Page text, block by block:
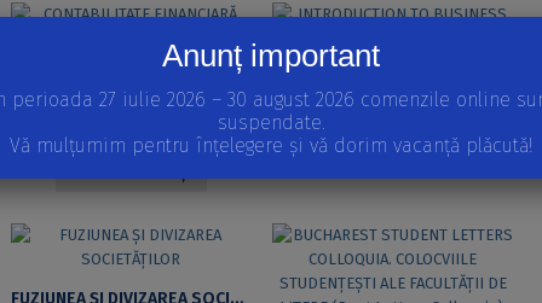
CONTABILITATE FINANCIARĂ PENTRU ENTITĂȚILE ECONOMICE NECOTATE LA BURSĂ
INTRODUCTION TO BUSINESS
Anunț important
perioada 27 iulie 2026 – 30 august 2026 comenzile online
suspendate.
Vă mulțumim pentru înțelegere și vă dorim vacanță plăcută!